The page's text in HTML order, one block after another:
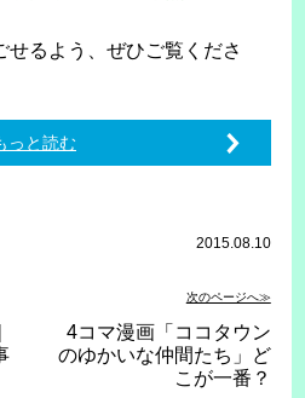
せるよう、ぜひご覧くださ
っと読む
2015.08.10
次のページへ≫
4コマ漫画「ココタウン
のゆかいな仲間たち」ど
こが一番？